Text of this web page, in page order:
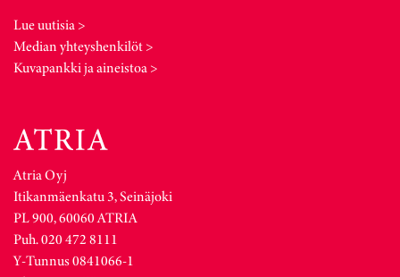
Lue uutisia >
Median yhteyshenkilöt >
Kuvapankki ja aineistoa >
Atria Oyj
Itikanmäenkatu 3, Seinäjoki
PL 900, 60060 ATRIA
Puh. 020 472 8111
Y-Tunnus 0841066-1